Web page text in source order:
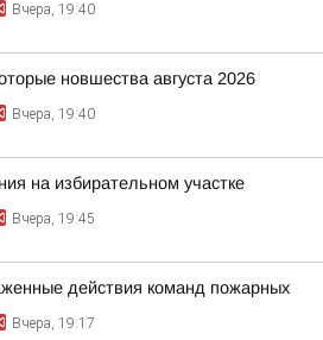
Вчера, 19:40
новшества августа 2026
Вчера, 19:40
на избирательном участке
Вчера, 19:45
действия команд пожарных
Вчера, 19:17